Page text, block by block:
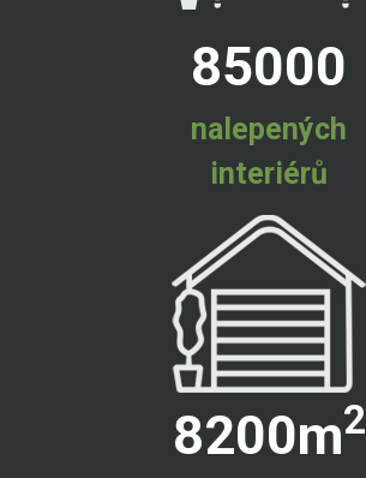
85000
nalepených
interiérů
8200m2